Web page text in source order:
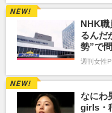
NHK職
るんだ
勢”で
週刊女性
なにわ
girls・